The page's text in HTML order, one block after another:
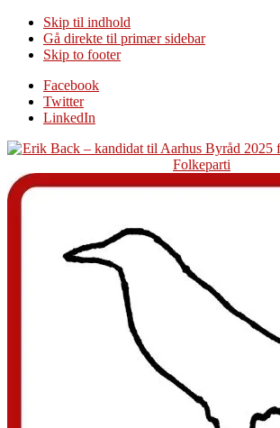
Skip til indhold
Gå direkte til primær sidebar
Skip to footer
Additional
menu
Facebook
Twitter
LinkedIn